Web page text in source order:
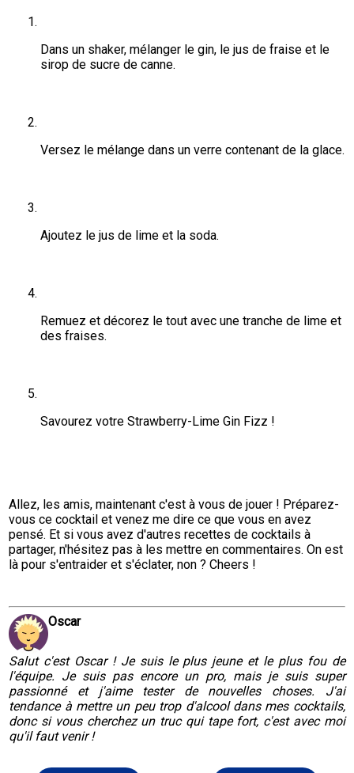
Dans un shaker, mélanger le gin, le jus de fraise et le
sirop de sucre de canne.
Versez le mélange dans un verre contenant de la glace.
Ajoutez le jus de lime et la soda.
Remuez et décorez le tout avec une tranche de lime et
des fraises.
Savourez votre Strawberry-Lime Gin Fizz !
Allez, les amis, maintenant c'est à vous de jouer ! Préparez-
vous ce cocktail et venez me dire ce que vous en avez
pensé. Et si vous avez d'autres recettes de cocktails à
partager, n'hésitez pas à les mettre en commentaires. On est
là pour s'entraider et s'éclater, non ? Cheers !
Oscar
Salut c'est Oscar ! Je suis le plus jeune et le plus fou de
l'équipe. Je suis pas encore un pro, mais je suis super
passionné et j'aime tester de nouvelles choses. J'ai
tendance à mettre un peu trop d'alcool dans mes cocktails,
donc si vous cherchez un truc qui tape fort, c'est avec moi
qu'il faut venir !